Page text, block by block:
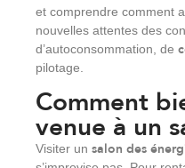
et comprendre comment
nouvelles attentes des
d’autoconsommation, de
pilotage.
Comment
venue à un
Visiter un salon des